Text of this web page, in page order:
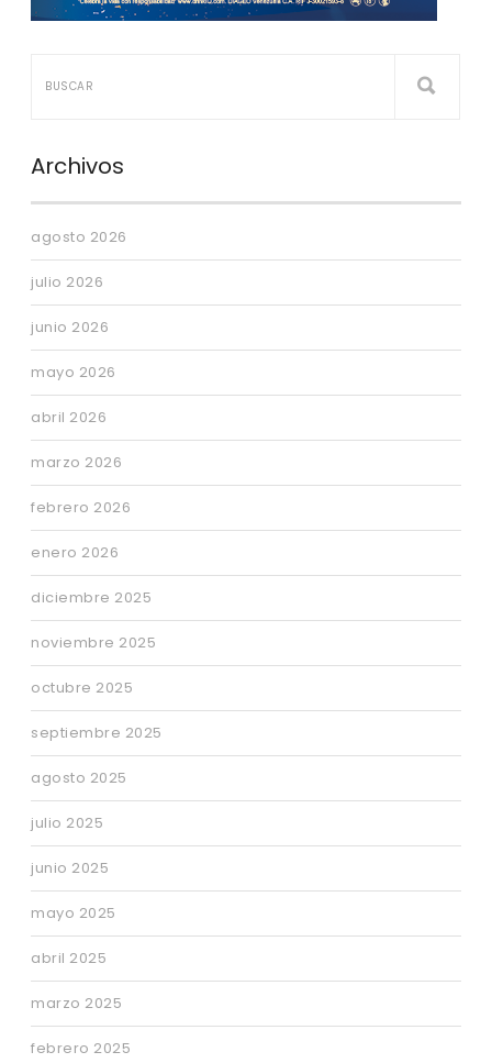
Archivos
agosto 2026
julio 2026
junio 2026
mayo 2026
abril 2026
marzo 2026
febrero 2026
enero 2026
diciembre 2025
noviembre 2025
octubre 2025
septiembre 2025
agosto 2025
julio 2025
junio 2025
mayo 2025
abril 2025
marzo 2025
febrero 2025